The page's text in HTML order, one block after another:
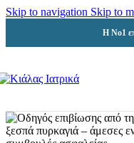
Skip to navigation Skip to
Η Νο1